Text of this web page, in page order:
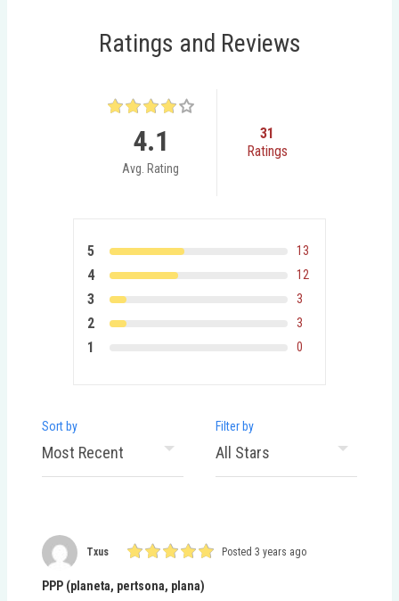
Ratings and Reviews
4.1
Avg. Rating
31
Ratings
5 13
4 12
3 3
2 3
1 0
Sort by Filter by
Txus Posted 3 years ago
PPP (planeta, pertsona, plana)